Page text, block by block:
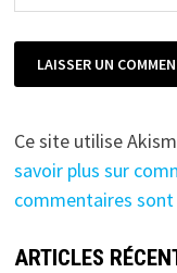
Ce site utilise
savoir plus sur
commentaires
ARTICLES